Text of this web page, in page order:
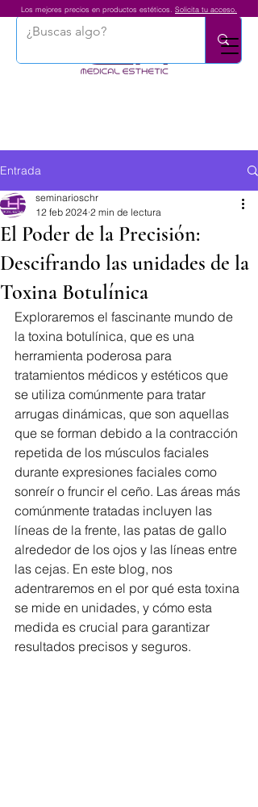
Los mejores precios en productos estéticos. Solicita tu acceso.
Entrada
El Poder de la Precisión:
Descifrando las unidades de la
Toxina Botulínica
seminarioschr
12 feb 2024 2 min de lectura
Exploraremos el fascinante mundo de
la toxina botulínica, que es una
herramienta poderosa para
tratamientos médicos y estéticos que
se utiliza comúnmente para tratar
arrugas dinámicas, que son aquellas
que se forman debido a la contracción
repetida de los músculos faciales
durante expresiones faciales como
sonreír o fruncir el ceño. Las áreas más
comúnmente tratadas incluyen las
líneas de la frente, las patas de gallo
alrededor de los ojos y las líneas entre
las cejas. En este blog, nos
adentraremos en el por qué esta toxina
se mide en unidades, y cómo esta
medida es crucial para garantizar
resultados precisos y seguros.